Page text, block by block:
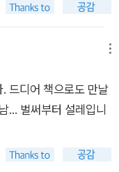
요소다. ‘영어 일기 쓰
적인 가이드와 함께
에게는 긴 배움의 여
학습 도우미가 되어줄
드디어 책으로도 만날
... 벌써부터 설레입니